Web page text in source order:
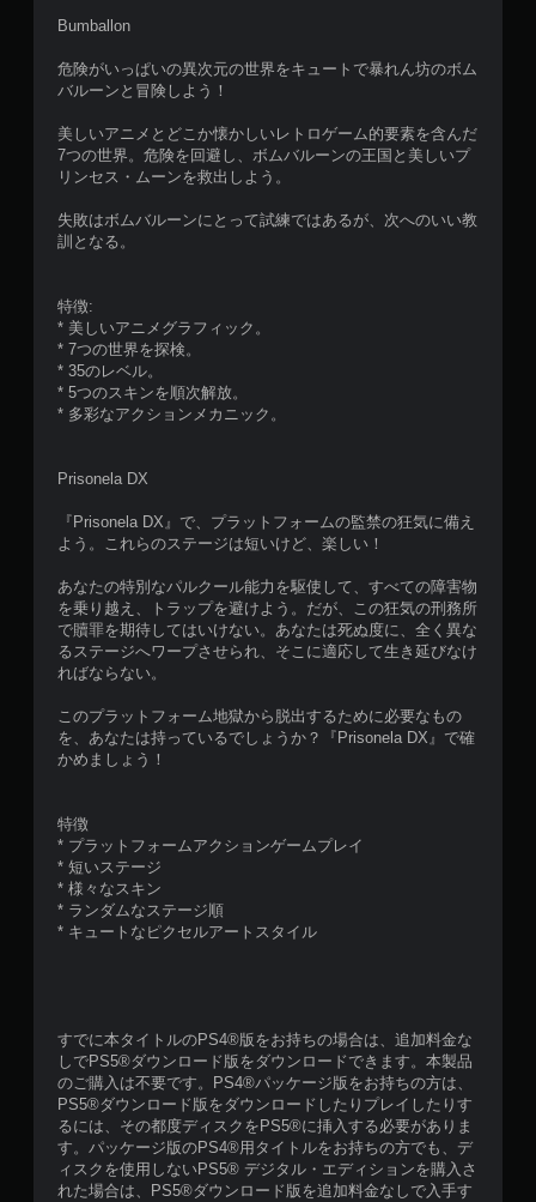
Bumballon
危険がいっぱいの異次元の世界をキュートで暴れん坊のボム
バルーンと冒険しよう！
美しいアニメとどこか懐かしいレトロゲーム的要素を含んだ
7つの世界。危険を回避し、ボムバルーンの王国と美しいプ
リンセス・ムーンを救出しよう。
失敗はボムバルーンにとって試練ではあるが、次へのいい教
訓となる。
特徴:
* 美しいアニメグラフィック。
* 7つの世界を探検。
* 35のレベル。
* 5つのスキンを順次解放。
* 多彩なアクションメカニック。
Prisonela DX
『Prisonela DX』で、プラットフォームの監禁の狂気に備え
よう。これらのステージは短いけど、楽しい！
あなたの特別なパルクール能力を駆使して、すべての障害物
を乗り越え、トラップを避けよう。だが、この狂気の刑務所
で贖罪を期待してはいけない。あなたは死ぬ度に、全く異な
るステージへワープさせられ、そこに適応して生き延びなけ
ればならない。
このプラットフォーム地獄から脱出するために必要なもの
を、あなたは持っているでしょうか？『Prisonela DX』で確
かめましょう！
特徴
* プラットフォームアクションゲームプレイ
* 短いステージ
* 様々なスキン
* ランダムなステージ順
* キュートなピクセルアートスタイル
すでに本タイトルのPS4®版をお持ちの場合は、追加料金な
しでPS5®ダウンロード版をダウンロードできます。本製品
のご購入は不要です。PS4®パッケージ版をお持ちの方は、
PS5®ダウンロード版をダウンロードしたりプレイしたりす
るには、その都度ディスクをPS5®に挿入する必要がありま
す。パッケージ版のPS4®用タイトルをお持ちの方でも、デ
ィスクを使用しないPS5® デジタル・エディションを購入さ
れた場合は、PS5®ダウンロード版を追加料金なしで入手す